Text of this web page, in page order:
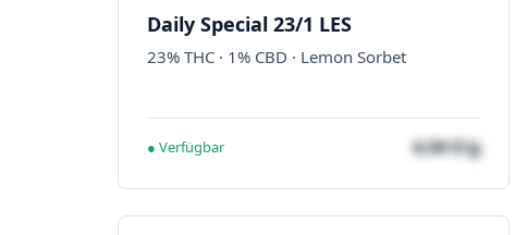
Daily Special 23/1 LES
23% THC · 1% CBD · Lemon Sorbet
● Verfügbar 4,04 €/g